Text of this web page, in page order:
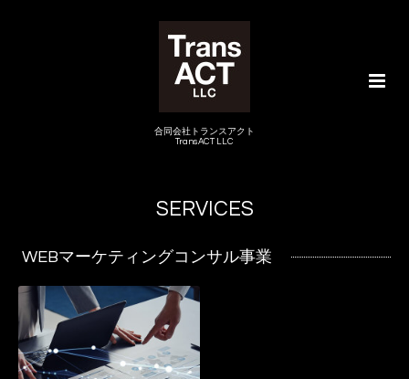
合同会社トランスアクト
TransACT LLC
SERVICES
WEBマーケティングコンサル事業